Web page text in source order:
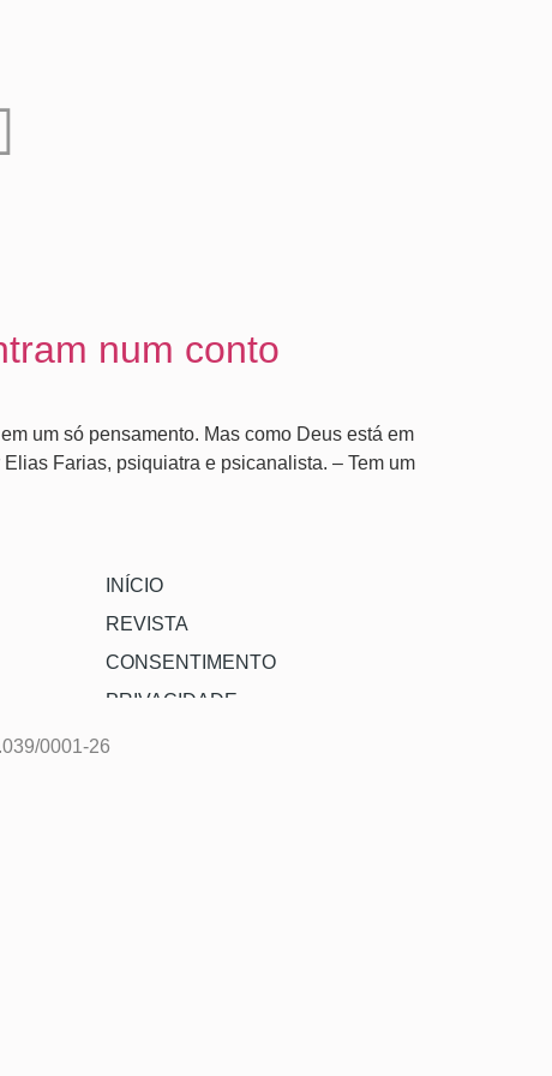
num conto
um só pensamento. Mas como Deus está em
Farias, psiquiatra e psicanalista. – Tem um
INÍCIO
REVISTA
CONSENTIMENTO
PRIVACIDADE
0001-26